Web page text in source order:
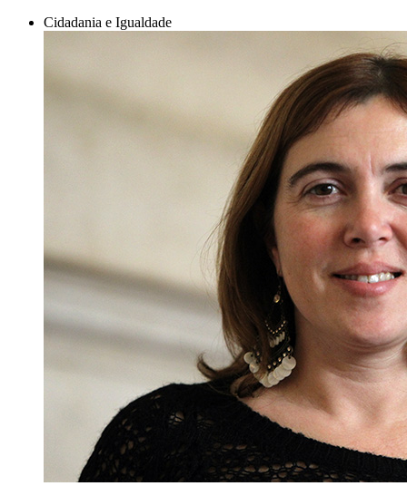
Cidadania e Igualdade